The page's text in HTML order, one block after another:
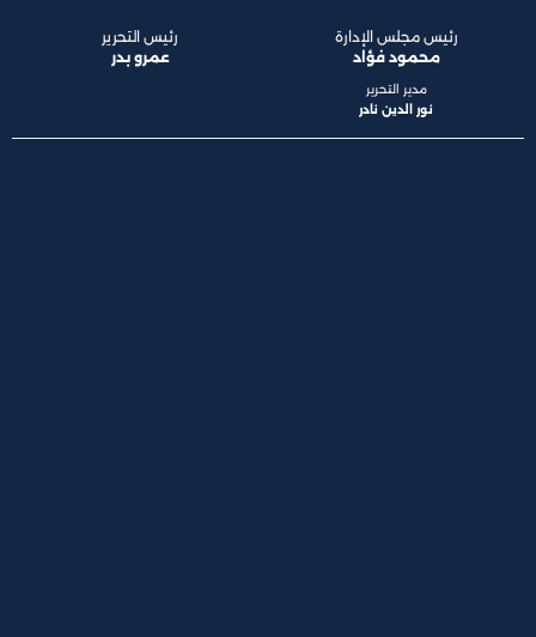
رئيس مجلس الإدارة
محمود فؤاد
مدير التحرير
نور الدين نادر
رئيس التحرير
عمرو بدر